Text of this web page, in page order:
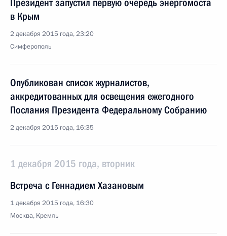
Президент запустил первую очередь энергомоста
в Крым
2 декабря 2015 года, 23:20
Симферополь
Опубликован список журналистов,
аккредитованных для освещения ежегодного
Послания Президента Федеральному Собранию
2 декабря 2015 года, 16:35
1 декабря 2015 года, вторник
Встреча с Геннадием Хазановым
1 декабря 2015 года, 16:30
Москва, Кремль